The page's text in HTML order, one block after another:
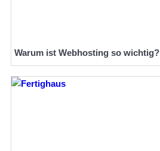
Warum ist Webhosting so wichtig?